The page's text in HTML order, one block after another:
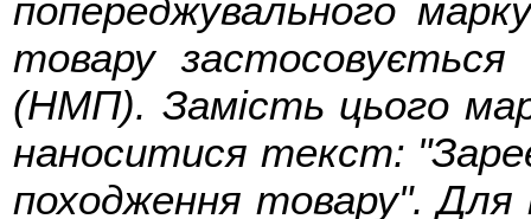
попереджувального
товару застосовується
(НМП). Замість цього
наноситися текст:
походження товару". Для